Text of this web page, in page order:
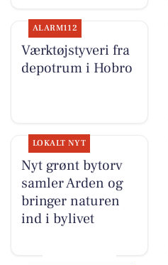
ALARM112
Værktøjstyveri fra
depotrum i Hobro
LOKALT NYT
Nyt grønt bytorv
samler Arden og
bringer naturen
ind i bylivet